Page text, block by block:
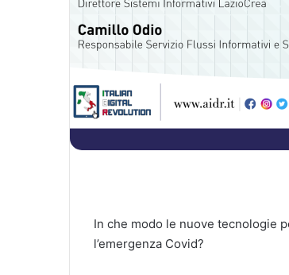
In che modo le nuove tecnologie
l’emergenza Covid?